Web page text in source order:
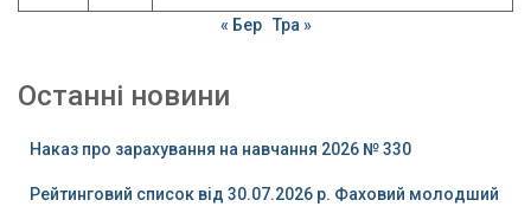
« Бер Тра »
Останні новини
Наказ про зарахування на навчання 2026 № 330
Рейтинговий список від 30.07.2026 р. Фаховий молодший